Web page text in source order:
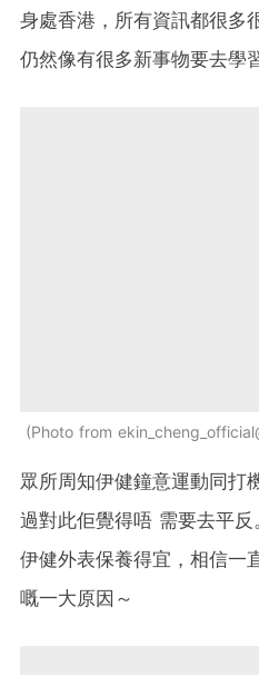
身處香港，所有資訊都很多
仍然像有很多新事物要去學
Photo from
眾所周知伊健鐘意運動同打
過對此佢覺得唔 需要去平
伊健外表保養得宜，相信一
嘅一大原因～